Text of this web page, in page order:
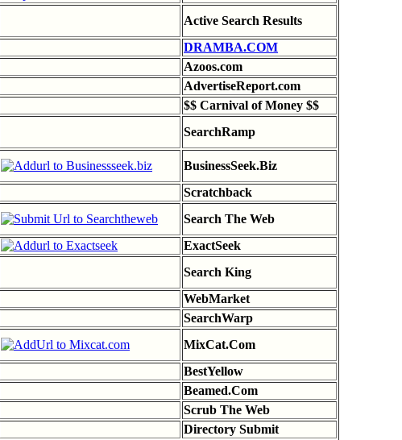
Active Search Results
DRAMBA.COM
Azoos.com
AdvertiseReport.com
$$ Carnival of Money $$
SearchRamp
BusinessSeek.Biz
Scratchback
Search The Web
ExactSeek
Search King
WebMarket
SearchWarp
MixCat.Com
BestYellow
Beamed.Com
Scrub The Web
Directory Submit